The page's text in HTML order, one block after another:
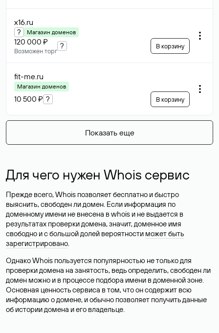
x16.ru
? Магазин доменов
120 000 ₽
Возможен торг
? В корзину
fit-me.ru
Магазин доменов
10 500 ₽ ? В корзину
Показать еще
Для чего нужен Whois сервис
Прежде всего, Whois позволяет бесплатно и быстро
выяснить, свободен ли домен. Если информация по
доменному имени не внесена в whois и не выдается в
результатах проверки домена, значит, доменное имя
свободно и с большой долей вероятности может быть
зарегистрировано.
Однако Whois пользуется популярностью не только для
проверки домена на занятость, ведь определить, свободен ли
домен можно и в процессе подбора имени в доменной зоне.
Основная ценность сервиса в том, что он содержит всю
информацию о домене, и обычно позволяет получить данные
об истории домена и его владельце.